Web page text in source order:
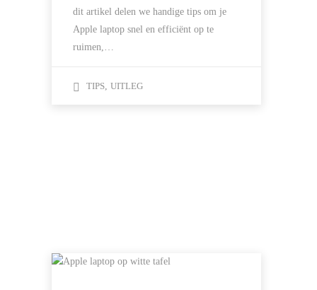
dit artikel delen we handige tips om je
Apple laptop snel en efficiënt op te
ruimen,…
TIPS, UITLEG